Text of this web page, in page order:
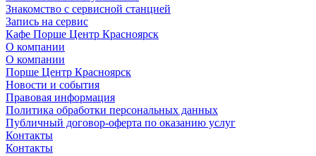
Знакомство с сервисной станцией
Запись на сервис
Кафе Порше Центр Красноярск
О компании
О компании
Порше Центр Красноярск
Новости и события
Правовая информация
Политика обработки персональных данных
Публичный договор-оферта по оказанию услуг
Контакты
Контакты